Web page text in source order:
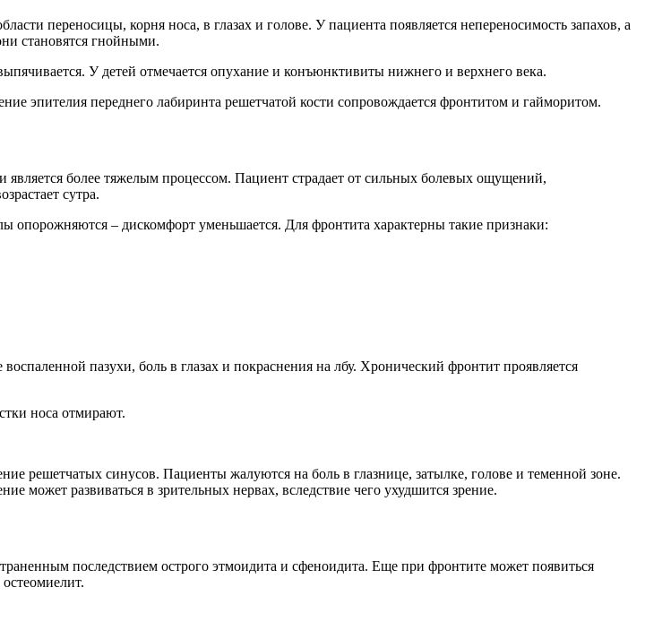
переносицы, корня носа, в глазах и голове. У пациента появляется непереносимость запахов, а
становятся гнойными.
У детей отмечается опухание и конъюнктивиты нижнего и верхнего века.
эпителия переднего лабиринта решетчатой кости сопровождается фронтитом и гайморитом.
более тяжелым процессом. Пациент страдает от сильных болевых ощущений,
сутра.
опорожняются – дискомфорт уменьшается. Для фронтита характерны такие признаки:
пазухи, боль в глазах и покраснения на лбу. Хронический фронтит проявляется
носа отмирают.
решетчатых синусов. Пациенты жалуются на боль в глазнице, затылке, голове и теменной зоне.
может развиваться в зрительных нервах, вследствие чего ухудшится зрение.
последствием острого этмоидита и сфеноидита. Еще при фронтите может появиться